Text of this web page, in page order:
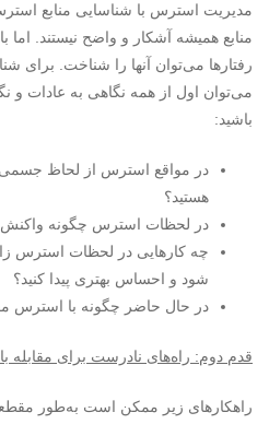
مدیریت استرس با شناسایی منابع
منابع همیشه آشکار و واضح نیستند. اما
رفتارها می‌توان آنها را شناخت. برای
می‌توان اول از همه نگاهی به عادات و
باشید:
در مواقع استرس از لحاظ
هستید؟
در لحظات استرس چگونه واکنش
چه کارهایی در لحظات استرس زا
شود و احساس بهتری پیدا کنید؟
در حال حاضر چگونه با استرس
قدم دوم: راه‌های نادرست برای مقابله
راهکارهای زیر ممکن است به‌طور